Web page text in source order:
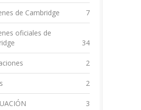
de Cambridge 7
oficiales de
34
2
2
3